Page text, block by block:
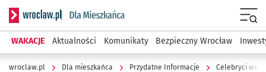
Serwis informacyjny wroclaw.pl podserwis: Dla mieszkańca
WAKACJE Aktualności Komunikaty Bezpieczny Wrocław
wroclaw.pl Dla mieszkańca Przydatne Informacje Celebryci we